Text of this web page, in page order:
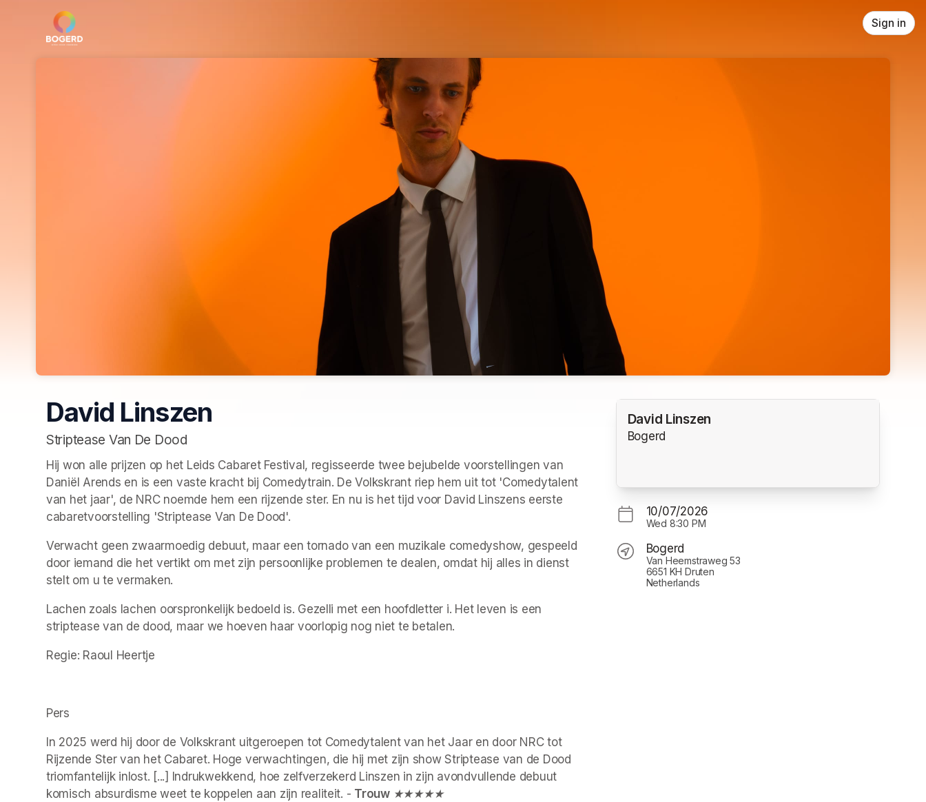
Skip header
Sign in
David Linszen
Striptease Van De Dood
Hij won alle prijzen op het Leids Cabaret Festival, regisseerde twee bejubelde voorstellingen van
Daniël Arends en is een vaste kracht bij Comedytrain. De Volkskrant riep hem uit tot 'Comedytalent
van het jaar', de NRC noemde hem een rijzende ster. En nu is het tijd voor David Linszens eerste
cabaretvoorstelling 'Striptease Van De Dood'.
Verwacht geen zwaarmoedig debuut, maar een tornado van een muzikale comedyshow, gespeeld
door iemand die het vertikt om met zijn persoonlijke problemen te dealen, omdat hij alles in dienst
stelt om u te vermaken.
Lachen zoals lachen oorspronkelijk bedoeld is. Gezelli met een hoofdletter i. Het leven is een
striptease van de dood, maar we hoeven haar voorlopig nog niet te betalen.
Regie: Raoul Heertje
Pers
In 2025 werd hij door de Volkskrant uitgeroepen tot Comedytalent van het Jaar en door NRC tot
Rijzende Ster van het Cabaret. Hoge verwachtingen, die hij met zijn show Striptease van de Dood
triomfantelijk inlost. [...] Indrukwekkend, hoe zelfverzekerd Linszen in zijn avondvullende debuut
komisch absurdisme weet te koppelen aan zijn realiteit. - Trouw ★★★★★
David Linszen
Bogerd
10/07/2026
Wed 8:30 PM
Bogerd
Van Heemstraweg 53
6651 KH Druten
Netherlands